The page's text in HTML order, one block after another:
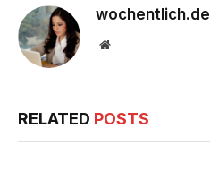
wochentlich.de
Website
RELATED POSTS